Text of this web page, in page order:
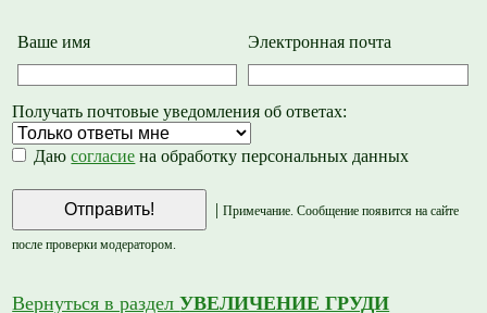
Ваше имя Электронная почта
Получать почтовые уведомления об ответах:
Даюсогласие на обработку персональных данных
| Примечание. Сообщение появится на сайте
после проверки модератором.
Вернуться в разделУВЕЛИЧЕНИЕ ГРУДИ